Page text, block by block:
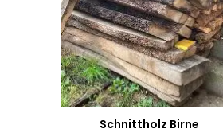
Schnittholz Birne